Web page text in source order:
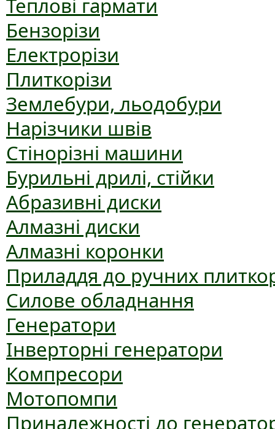
Теплові гармати
Бензорізи
Електрорізи
Плиткорізи
Землебури, льодобури
Нарізчики швів
Стінорізні машини
Бурильні дрилі, стійки
Абразивні диски
Алмазні диски
Алмазні коронки
Приладдя до ручних
Силове обладнання
Генератори
Інверторні генератори
Компресори
Мотопомпи
Приналежності до